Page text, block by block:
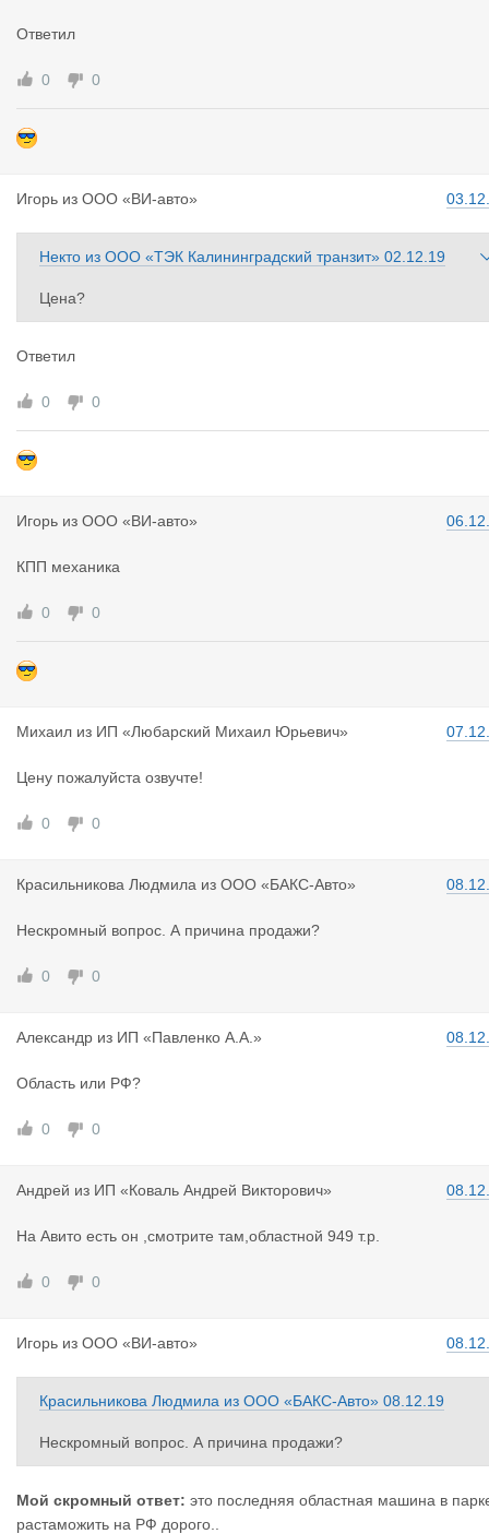
Ответил
0 0
Игорь из ООО «ВИ-авто»
Некто из ООО «ТЭК Калининградский транзит» 02.12.19
Цена?
Ответил
0 0
Игорь из ООО «ВИ-авто»
КПП механика
0 0
Михаил из ИП «Любарский Михаил Юрьевич»
Цену пожалуйста озвучте!
0 0
Красильникова Людмила из ООО «БАКС-Авто»
Нескромный вопрос. А причина продажи?
0 0
Александр из ИП «Павленко А.А.»
Область или РФ?
0 0
Андрей из ИП «Коваль Андрей Викторович»
На Авито есть он ,смотрите там,областной 949 т.р.
0 0
Игорь из ООО «ВИ-авто»
Красильникова Людмила из ООО «БАКС-Авто» 08.12.19
Нескромный вопрос. А причина продажи?
Мой скромный ответ: это последняя областная машина в
растаможить на РФ дорого..